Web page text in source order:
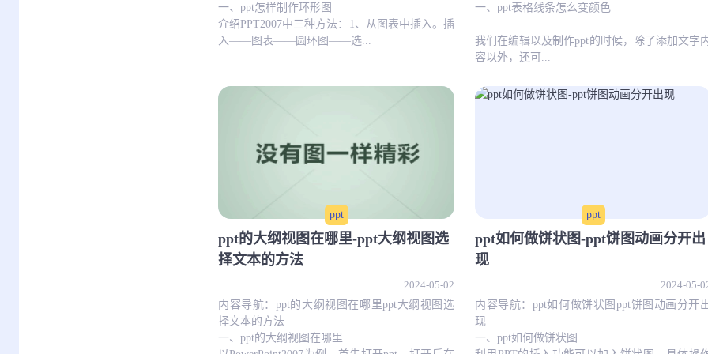
一、ppt怎样制作环形图
介绍PPT2007中三种方法：1、从图表中插入。插
入——图表——圆环图——选...
一、ppt表格线条怎么变颜色
我们在编辑以及制作ppt的时候，除了添加文字
容以外，还可...
ppt
ppt的大纲视图在哪里-ppt大纲视图选
择文本的方法
2024-05-02
内容导航：ppt的大纲视图在哪里ppt大纲视图选
择文本的方法
一、ppt的大纲视图在哪里
ppt
ppt如何做饼状图-ppt饼图动画分开出
现
2024-05-
内容导航：ppt如何做饼状图ppt饼图动画分开
现
一、ppt如何做饼状图